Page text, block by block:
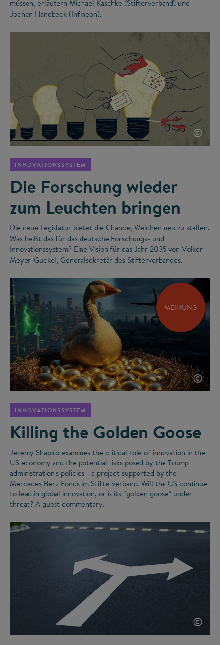
müssen, erläutern Michael Kaschke (Stifterverband) und
Jochen Hanebeck (Infineon).
©
INNOVATIONSSYSTEM
Die Forschung wieder
zum Leuchten bringen
Die neue Legislatur bietet die Chance, Weichen neu zu stellen.
Was heißt das für das deutsche Forschungs- und
Innovationssystem? Eine Vision für das Jahr 2035 von Volker
Meyer-Guckel, Generalsekretär des Stifterverbandes.
MEINUNG
©
INNOVATIONSSYSTEM
Killing the Golden Goose
Jeremy Shapiro examines the critical role of innovation in the
US economy and the potential risks posed by the Trump
administration's policies - a project supported by the
Mercedes Benz Fonds im Stifterverband. Will the US continue
to lead in global innovation, or is its “golden goose” under
threat? A guest commentary.
©